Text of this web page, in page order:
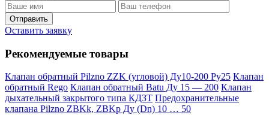
Оставить заявку
Рекомендуемые товары
Клапан обратный Pilzno ZZK (угловой) Ду10-200 Ру25 Клапан
обратный Rego Клапан обратный Batu Ду 15 — 200 Клапан
дыхательный закрытого типа КДЗТ Предохранительные
клапана Pilzno ZBKk, ZBKp Ду (Dn) 10 … 50